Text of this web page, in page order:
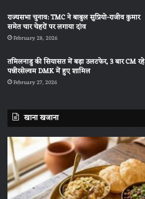
राज्यसभा चुनाव: TMC ने बाबुल सुप्रियो-राजीव कुमार
समेत चार चेहरों पर लगाया दांव
February 28, 2026
तमिलनाडु की सियासत में बड़ा उलटफेर, 3 बार CM रहे
पन्नीरसेल्वम DMK में हुए शामिल
February 27, 2026
खाना खजाना